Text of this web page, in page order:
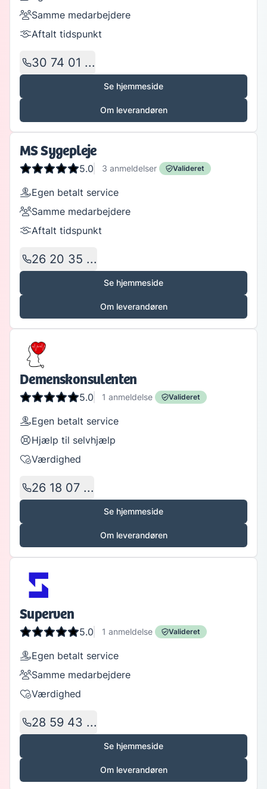
30 74 01 ...
Se hjemmeside
Om leverandøren
Samme medarbejdere
Aftalt tidspunkt
MS Sygepleje
5.0 3 anmeldelser Valideret
26 20 35 ...
Se hjemmeside
Om leverandøren
Egen betalt service
Samme medarbejdere
Aftalt tidspunkt
Demenskonsulenten
5.0 1 anmeldelse Valideret
26 18 07 ...
Se hjemmeside
Om leverandøren
Egen betalt service
Hjælp til selvhjælp
Værdighed
Superven
5.0 1 anmeldelse Valideret
28 59 43 ...
Se hjemmeside
Om leverandøren
Egen betalt service
Samme medarbejdere
Værdighed